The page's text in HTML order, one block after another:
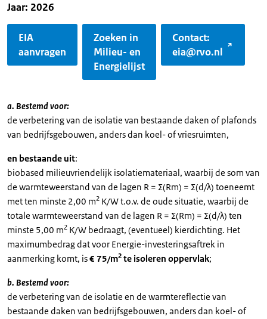
Jaar: 2026
EIA
aanvragen
Zoeken in
Milieu- en
Energielijst
Contact:
eia@rvo.nl
a. Bestemd voor:
de verbetering van de isolatie van bestaande daken of plafonds
van bedrijfsgebouwen, anders dan koel- of vriesruimten,
en bestaande uit:
biobased milieuvriendelijk isolatiemateriaal, waarbij de som van
de warmteweerstand van de lagen R = Σ(Rm) = Σ(d/λ) toeneemt
met ten minste 2,00 m2 K/W t.o.v. de oude situatie, waarbij de
totale warmteweerstand van de lagen R = Σ(Rm) = Σ(d/λ) ten
minste 5,00 m2 K/W bedraagt, (eventueel) kierdichting. Het
maximumbedrag dat voor Energie-investeringsaftrek in
aanmerking komt, is€ 75/m2 te isoleren oppervlak;
b. Bestemd voor:
de verbetering van de isolatie en de warmtereflectie van
bestaande daken van bedrijfsgebouwen, anders dan koel- of